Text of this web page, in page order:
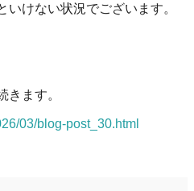
いけない状況でございます。
きます。
03/blog-post_30.html